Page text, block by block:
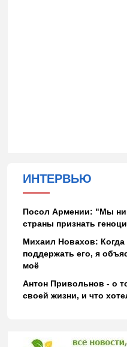
ИНТЕРВЬЮ
Посол Армении: "Мы
страны признать
Михаил Новахов:
поддержать его, я
моё
Антон Привольнов - о
своей жизни, и что